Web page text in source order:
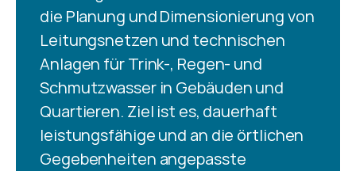
die Planung und Dimensionierung von
Leitungsnetzen und technischen
Anlagen für Trink-, Regen- und
Schmutzwasser in Gebäuden und
Quartieren. Ziel ist es, dauerhaft
leistungsfähige und an die örtlichen
Gegebenheiten angepasste